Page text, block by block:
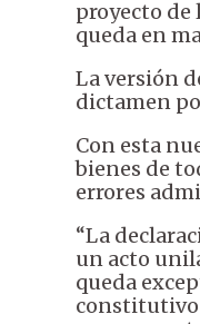
proyecto de
queda en
La versión
dictamen
Con esta
bienes de
errores
“La
un acto
queda
constitutivo